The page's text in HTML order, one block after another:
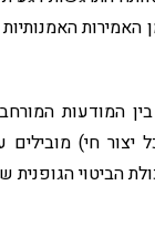
האמירות
המודעות
חי)
הביטוי